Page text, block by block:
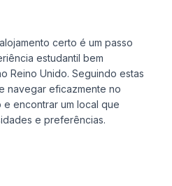
certo é um passo
estudantil bem
Reino Unido. Seguindo estas
navegar eficazmente no
encontrar um local que
e preferências.